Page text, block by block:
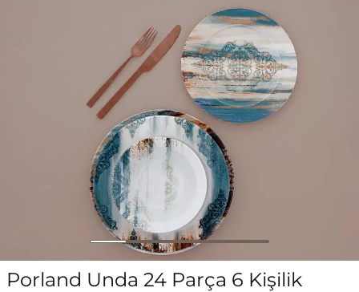
Porland Unda 24 Parça 6 Kişilik